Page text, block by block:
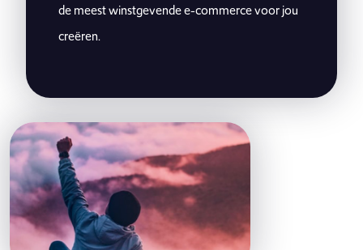
de meest winstgevende e-commerce voor jou
creëren.